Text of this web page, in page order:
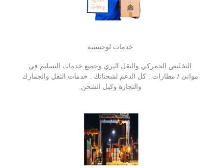
خدمات لوجستية
التخليص الجمركي والنقل البري وجميع خدمات التسليم في
موانئ / مطارات . كل الدعم لشحناتك . خدمات النقل والجمارك
والتجارة وكيل الشحن.